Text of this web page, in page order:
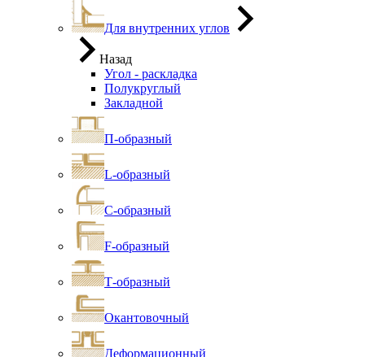
Для внутренних углов
Назад
Угол - раскладка
Полукруглый
Закладной
П-образный
L-образный
С-образный
F-образный
Т-образный
Окантовочный
Деформационный